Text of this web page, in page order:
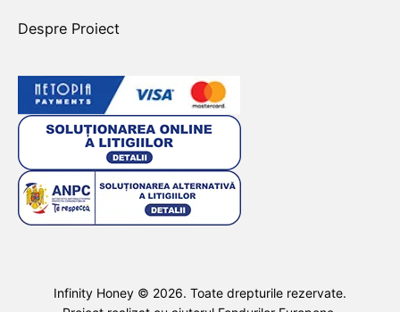
Despre Proiect
Infinity Honey © 2026. Toate drepturile rezervate.